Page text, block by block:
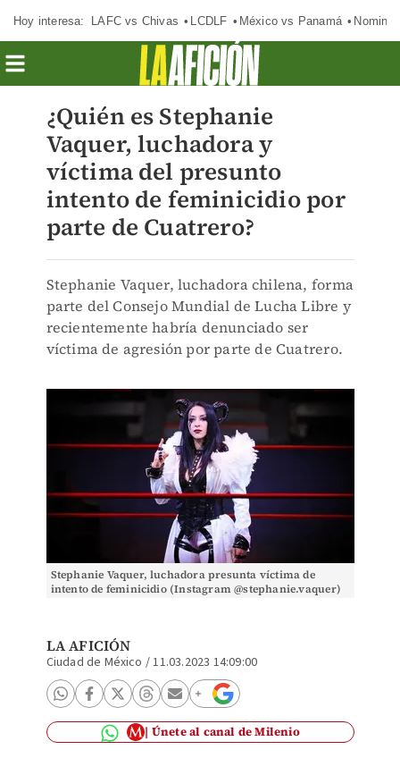
Hoy interesa: LAFC vs Chivas LCDLF México vs Panamá
¿Quién es Stephanie
Vaquer, luchadora y
víctima del presunto
intento de feminicidio por
parte de Cuatrero?
Stephanie Vaquer, luchadora chilena, forma
parte del Consejo Mundial de Lucha Libre y
recientemente habría denunciado ser
víctima de agresión por parte de Cuatrero.
Stephanie Vaquer, luchadora presunta víctima de
intento de feminicidio (Instagram @stephanie.vaquer)
LA AFICIÓN
Ciudad de México /11.03.2023 14:09:00
Únete al canal de Milenio